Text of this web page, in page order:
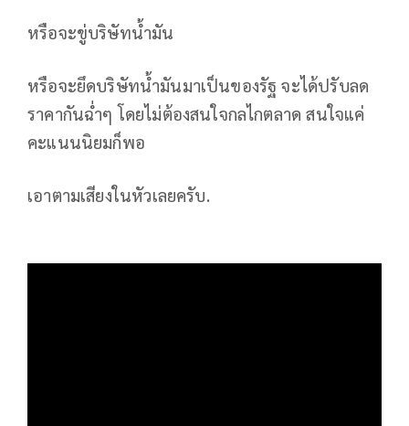
หรือจะขู่บริษัทน้ำมัน
หรือจะยึดบริษัทน้ำมันมาเป็นของรัฐ จะได้ปรับลด
ราคากันฉ่ำๆ โดยไม่ต้องสนใจกลไกตลาด สนใจแค่
คะแนนนิยมก็พอ
เอาตามเสียงในหัวเลยครับ.